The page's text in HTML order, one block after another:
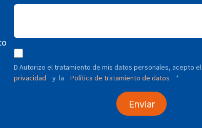
D Autorizo ​​el tratamiento de mis datos personales, acepto el
privacidad
y la Política de tratamiento de datos *
Enviar